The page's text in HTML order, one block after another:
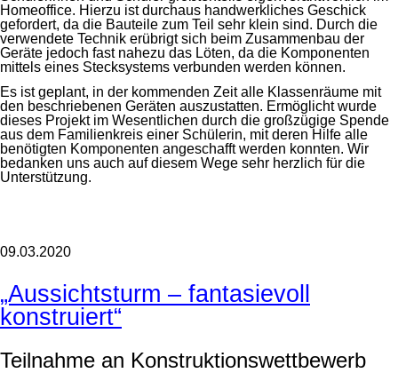
Homeoffice. Hierzu ist durchaus handwerkliches Geschick
gefordert, da die Bauteile zum Teil sehr klein sind. Durch die
verwendete Technik erübrigt sich beim Zusammenbau der
Geräte jedoch fast nahezu das Löten, da die Komponenten
mittels eines Stecksystems verbunden werden können.
Es ist geplant, in der kommenden Zeit alle Klassenräume mit
den beschriebenen Geräten auszustatten. Ermöglicht wurde
dieses Projekt im Wesentlichen durch die großzügige Spende
aus dem Familienkreis einer Schülerin, mit deren Hilfe alle
benötigten Komponenten angeschafft werden konnten. Wir
bedanken uns auch auf diesem Wege sehr herzlich für die
Unterstützung.
09.03.2020
„Aussichtsturm – fantasievoll
konstruiert“
Teilnahme an Konstruktionswettbewerb